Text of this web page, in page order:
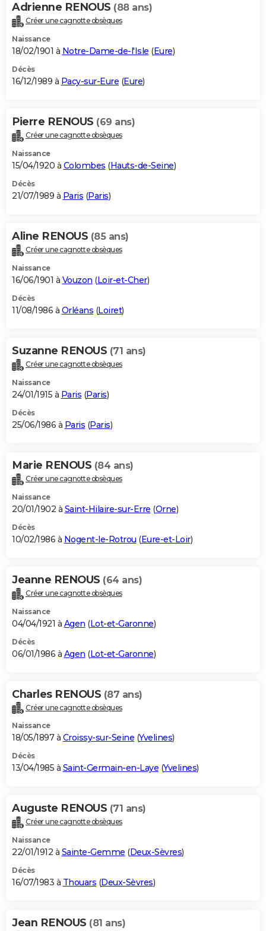
Adrienne RENOUS (88 ans)
Créer une cagnotte obsèques
Naissance
18/02/1901 à Notre-Dame-de-l'Isle (Eure)
Décès
16/12/1989 à Pacy-sur-Eure (Eure)
Pierre RENOUS (69 ans)
Créer une cagnotte obsèques
Naissance
15/04/1920 à Colombes (Hauts-de-Seine)
Décès
21/07/1989 à Paris (Paris)
Aline RENOUS (85 ans)
Créer une cagnotte obsèques
Naissance
16/06/1901 à Vouzon (Loir-et-Cher)
Décès
11/08/1986 à Orléans (Loiret)
Suzanne RENOUS (71 ans)
Créer une cagnotte obsèques
Naissance
24/01/1915 à Paris (Paris)
Décès
25/06/1986 à Paris (Paris)
Marie RENOUS (84 ans)
Créer une cagnotte obsèques
Naissance
20/01/1902 à Saint-Hilaire-sur-Erre (Orne)
Décès
10/02/1986 à Nogent-le-Rotrou (Eure-et-Loir)
Jeanne RENOUS (64 ans)
Créer une cagnotte obsèques
Naissance
04/04/1921 à Agen (Lot-et-Garonne)
Décès
06/01/1986 à Agen (Lot-et-Garonne)
Charles RENOUS (87 ans)
Créer une cagnotte obsèques
Naissance
18/05/1897 à Croissy-sur-Seine (Yvelines)
Décès
13/04/1985 à Saint-Germain-en-Laye (Yvelines)
Auguste RENOUS (71 ans)
Créer une cagnotte obsèques
Naissance
22/01/1912 à Sainte-Gemme (Deux-Sèvres)
Décès
16/07/1983 à Thouars (Deux-Sèvres)
Jean RENOUS (81 ans)